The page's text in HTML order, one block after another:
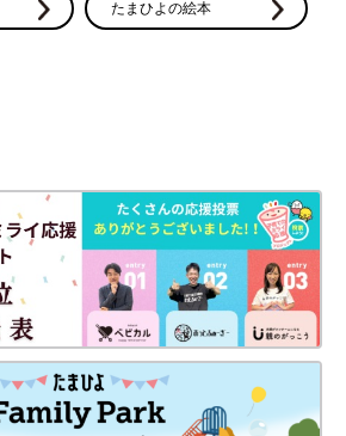
たまひよの絵本